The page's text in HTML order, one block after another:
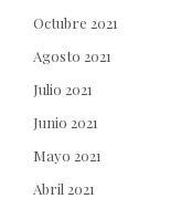
Octubre 2021
Agosto 2021
Julio 2021
Junio 2021
Mayo 2021
Abril 2021